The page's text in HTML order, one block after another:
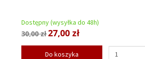
Dostępny (wysyłka do 48h)
30,00 zł27,00 zł
Do koszyka